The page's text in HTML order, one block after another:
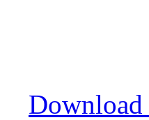
Download